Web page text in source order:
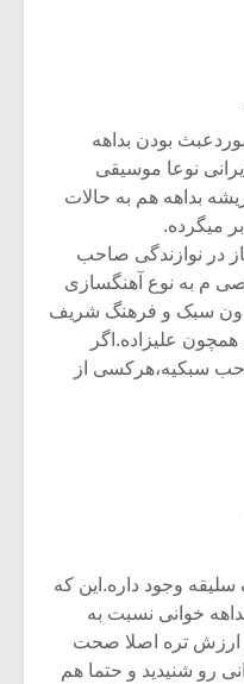
بودن بداهه
نوعا موسیقی
بداهه هم به حالات
میگرده.
در نوازندگی صاحب
م به نوع آهنگسازی
بدون سبک و فرهنگ شریف
علیزاده.اگر
سبکیه،هرکسی از
وجود داره.این که
خوانی نسبت به
ارزش تره اصلا صحت
رو شنیدید و حتما هم